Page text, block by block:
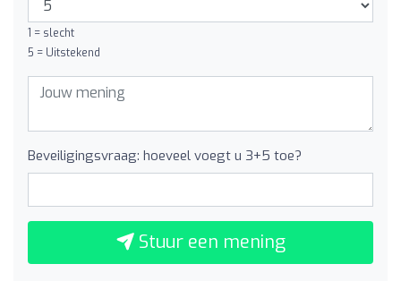
1 = slecht
5 = Uitstekend
Beveiligingsvraag: hoeveel voegt u 3+5 toe?
Stuur een mening